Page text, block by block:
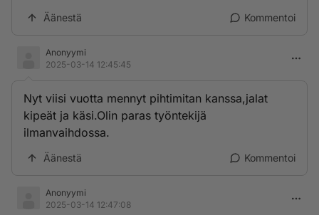
Äänestä Kommentoi
Anonyymi
2025-03-14 12:45:45
Nyt viisi vuotta mennyt pihtimitan kanssa,jalat
kipeät ja käsi.Olin paras työntekijä
ilmanvaihdossa.
Äänestä Kommentoi
Anonyymi
2025-03-14 12:47:08